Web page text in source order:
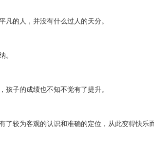
凡的人，并没有什么过人的天分。
。
孩子的成绩也不知不觉有了提升。
较为客观的认识和准确的定位，从此变得快乐